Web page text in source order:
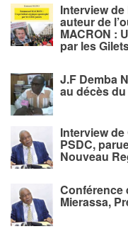
Interview
auteur de
MACRON :
par les
J.F Demba
au décès
Interview
PSDC,
Nouveau
Conférence
Mierassa,